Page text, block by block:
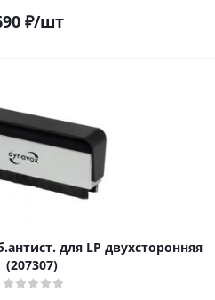
₽/шт
для LP двухсторонняя
(207307)